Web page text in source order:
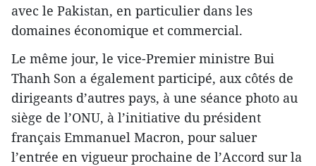
avec le Pakistan, en particulier dans les
domaines économique et commercial.
Le même jour, le vice-Premier ministre Bui
Thanh Son a également participé, aux côtés de
dirigeants d’autres pays, à une séance photo au
siège de l’ONU, à l’initiative du président
français Emmanuel Macron, pour saluer
l’entrée en vigueur prochaine de l’Accord sur la